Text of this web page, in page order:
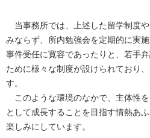
当事務所では、上述した留学制度
みならず、所内勉強会を定期的に実
事件受任に寛容であったりと、若手
ために様々な制度が設けられており
す。
このような環境のなかで、主体性
として成長することを目指す情熱あ
楽しみにしています。